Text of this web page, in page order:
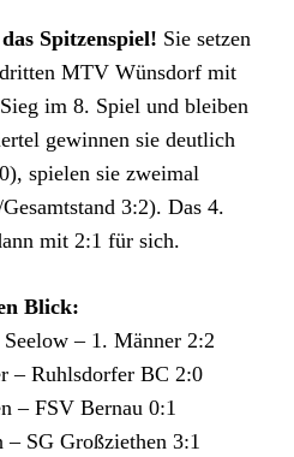
Spitzenspiel! Sie setzen
MTV Wünsdorf mit
im 8. Spiel und bleiben
gewinnen sie deutlich
spielen sie zweimal
3:2). Das 4.
mit 2:1 für sich.
Blick:
– 1. Männer 2:2
– Ruhlsdorfer BC 2:0
– FSV Bernau 0:1
SG Großziethen 3:1